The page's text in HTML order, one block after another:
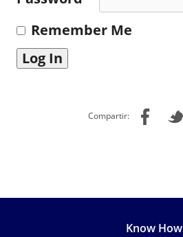
Remember Me
Compartir:
Know How